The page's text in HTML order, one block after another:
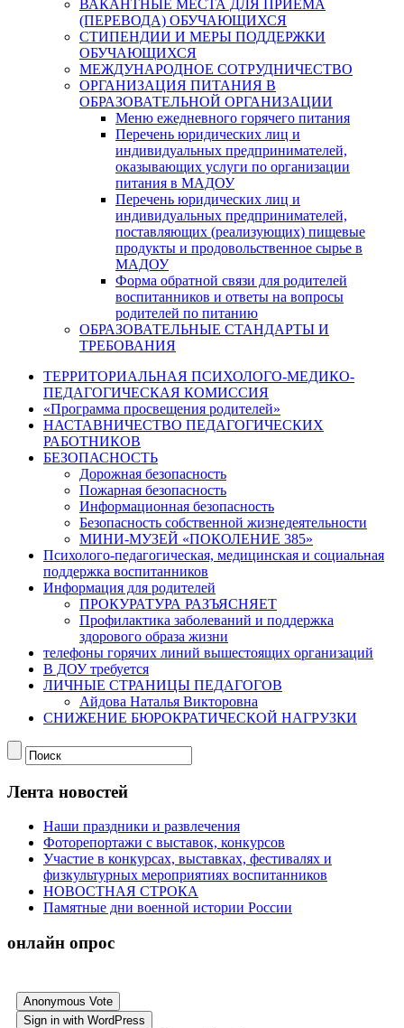
ВАКАНТНЫЕ МЕСТА ДЛЯ ПРИЕМА
(ПЕРЕВОДА) ОБУЧАЮЩИХСЯ
СТИПЕНДИИ И МЕРЫ ПОДДЕРЖКИ
ОБУЧАЮЩИХСЯ
МЕЖДУНАРОДНОЕ СОТРУДНИЧЕСТВО
ОРГАНИЗАЦИЯ ПИТАНИЯ В
ОБРАЗОВАТЕЛЬНОЙ ОРГАНИЗАЦИИ
Меню ежедневного горячего питания
Перечень юридических лиц и
индивидуальных предпринимателей,
оказывающих услуги по организации
питания в МАДОУ
Перечень юридических лиц и
индивидуальных предпринимателей,
поставляющих (реализующих) пищевые
продукты и продовольственное сырье в
МАДОУ
Форма обратной связи для родителей
воспитанников и ответы на вопросы
родителей по питанию
ОБРАЗОВАТЕЛЬНЫЕ СТАНДАРТЫ И
ТРЕБОВАНИЯ
ТЕРРИТОРИАЛЬНАЯ ПСИХОЛОГО-МЕДИКО-
ПЕДАГОГИЧЕСКАЯ КОМИССИЯ
«Программа просвещения родителей»
НАСТАВНИЧЕСТВО ПЕДАГОГИЧЕСКИХ
РАБОТНИКОВ
БЕЗОПАСНОСТЬ
Дорожная безопасность
Пожарная безопасность
Информационная безопасность
Безопасность собственной жизнедеятельности
МИНИ-МУЗЕЙ «ПОКОЛЕНИЕ 385»
Психолого-педагогическая, медицинская и социальная
поддержка воспитанников
Информация для родителей
ПРОКУРАТУРА РАЗЪЯСНЯЕТ
Профилактика заболеваний и поддержка
здорового образа жизни
телефоны горячих линий вышестоящих организаций
В ДОУ требуется
ЛИЧНЫЕ СТРАНИЦЫ ПЕДАГОГОВ
Айдова Наталья Викторовна
СНИЖЕНИЕ БЮРОКРАТИЧЕСКОЙ НАГРУЗКИ
Лента новостей
Наши праздники и развлечения
Фоторепортажи с выставок, конкурсов
Участие в конкурсах, выставках, фестивалях и
физкультурных мероприятиях воспитанников
НОВОСТНАЯ СТРОКА
Памятные дни военной истории России
онлайн опрос
Anonymous Vote
Sign in with WordPress